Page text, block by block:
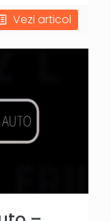
Vezi articol